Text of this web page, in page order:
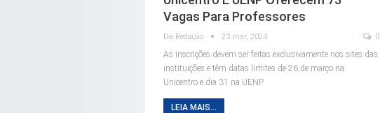
Vagas Para Professores
Da Redação 23 mar, 2024 0
As inscrições devem ser feitas exclusivamente nos sites das
instituições e têm datas limites de 26 de março na
Unicentro e dia 31 na UENP
LEIA MAIS...